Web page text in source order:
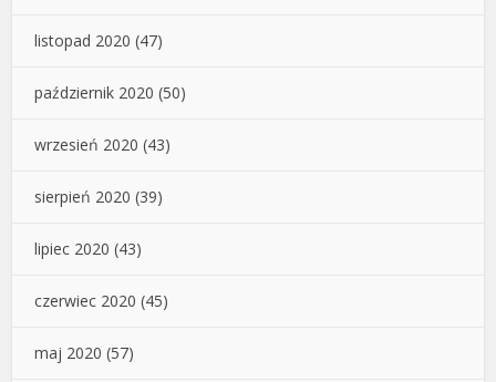
listopad 2020 (47)
październik 2020 (50)
wrzesień 2020 (43)
sierpień 2020 (39)
lipiec 2020 (43)
czerwiec 2020 (45)
maj 2020 (57)